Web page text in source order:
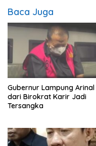
Baca Juga
Gubernur Lampung Arinal
dari Birokrat Karir Jadi
Tersangka